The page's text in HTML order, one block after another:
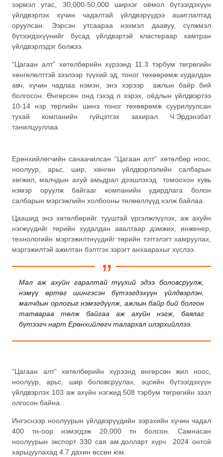
ээрмэл утас, 30,000-50,000 ширхэг оёмол бүтээгдэхүүн
үйлдвэрлэх хүчин чадалтай үйлдвэрүүдээ ашиглалтад
оруулсан. Ээрсэн утсаараа нэхмэл даавуу, сүлжмэл
бүтээгдэхүүнийг бусад үйлдвэртэй кластераар хамтран
үйлдвэрлэдэг болжээ.
“Цагаан алт” хөтөлбөрийн хүрээнд 11.3 тэрбум төгрөгийн
хөнгөлөлттэй зээлээр түүхий эд, тоног төхөөрөмж худалдан
авч, хүчин чадлаа нэмэн, энэ хэрээр ажлын байр бий
болгосон. Өнгөрсөн онд гэхэд л ээрэх, оёдлын үйлдвэртээ
10-14 нэр төрлийн шинэ тоног төхөөрөмж суурилуулсан
тухай компанийн гүйцэтгэх захирал Ч.Эрдэнэбат
танилцууллаа.
Ерөнхийлөгчийн санаачилсан “Цагаан алт” хөтөлбөр ноос,
ноолуур, арьс, шир, хөнгөн үйлдвэрлэлийн салбарын
хөгжил, малчдын ахуй амьдрал дээшлэхэд томоохон хувь
нэмэр оруулж байгааг компанийн удирдлага болон
салбарын мэргэжлийн холбооны төлөөллүүд хэлж байлаа.
Цаашид энэ хөтөлбөрийг тууштай үргэлжлүүлэх, аж ахуйн
нэгжүүдийг төрийн худалдан авалтаар дэмжих, инженер,
технологийн мэргэжилтнүүдийг төрийн тэтгэлэгт хамруулах,
мэргэжилтэй ажилтан бэлтгэх зэрэгт анхаарахыг хүслээ.
Мал аж ахуйн гаралтай түүхий эдээ боловсруулж,
нэмүү өртөг шингэсэн бүтээгдэхүүн үйлдвэрлэн,
малчдын орлогыг нэмэгдүүлж, ажлын байр бий болгон
татвараа төлж байгаа аж ахуйн нэгж, баялаг
бүтээгч нарт Ерөнхийлөгч талархал илэрхийллээ.
“Цагаан алт” хөтөлбөрийн хүрээнд өнгөрсөн жил ноос,
ноолуур, арьс, шир боловсруулах, эцсийн бүтээгдэхүүн
үйлдвэрлэх 103 аж ахуйн нэгжид 508 тэрбум төгрөгийн зээл
олгосон байна.
Ингэснээр ноолуурын үйлдвэрүүдийн ээрэхийн хүчин чадал
400 тн-оор нэмэгдэж 20,000 тн болсон. Самнасан
ноолуурын экспорт 330 сая ам.долларт хүрч 2024 онтой
харьцуулахад 4.7 дахин өссөн юм.